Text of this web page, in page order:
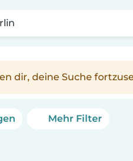
dir, deine Suche
Mehr Filter